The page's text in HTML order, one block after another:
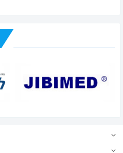
300ml: 20 bình
1000ml: 16 bình
sơn tĩnh điện